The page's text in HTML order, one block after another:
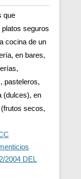
que
seguros
cocina de un
en bares,
pasteleros,
(dulces), en
secos,
2004 DEL